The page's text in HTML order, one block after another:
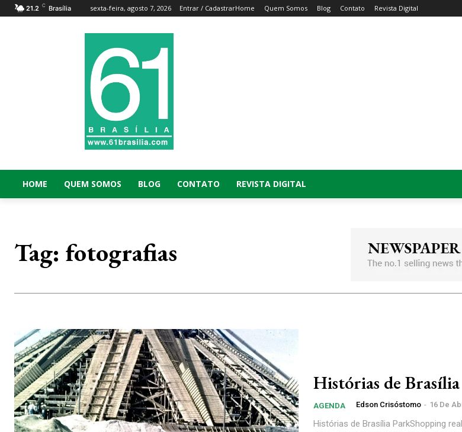
21.2 C Brasília sexta-feira, agosto 7, 2026 Entrar / CadastrarHome Quem Somos Blog Contato Revista Digital
HOME QUEM SOMOS BLOG CONTATO REVISTA DIGITAL
Tag: fotografias
Histórias de Brasília
AGENDA Edson Crisóstomo - 16 De
Histórias de Brasília ParkShopping